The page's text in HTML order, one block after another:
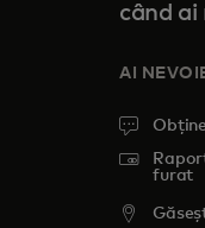
când ai
AI
furat